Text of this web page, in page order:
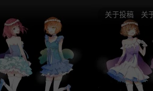
关于投稿 关